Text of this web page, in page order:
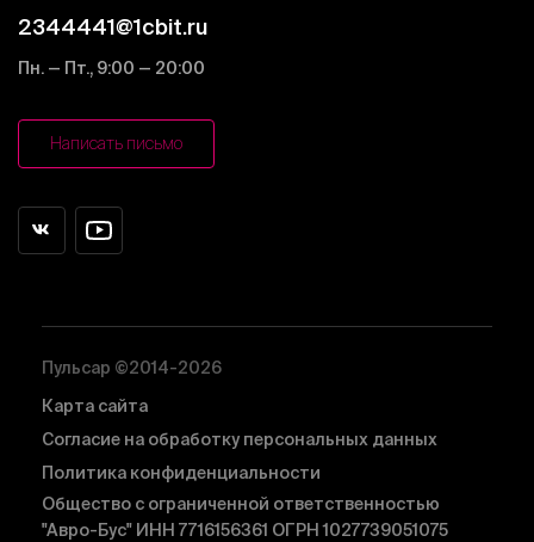
2344441@1cbit.ru
Пн. — Пт., 9:00 — 20:00
Написать письмо
Пульсар ©2014-2026
Карта сайта
Согласие на обработку персональных данных
Политика конфиденциальности
Общество с ограниченной ответственностью
"Авро-Бус" ИНН 7716156361 ОГРН 1027739051075